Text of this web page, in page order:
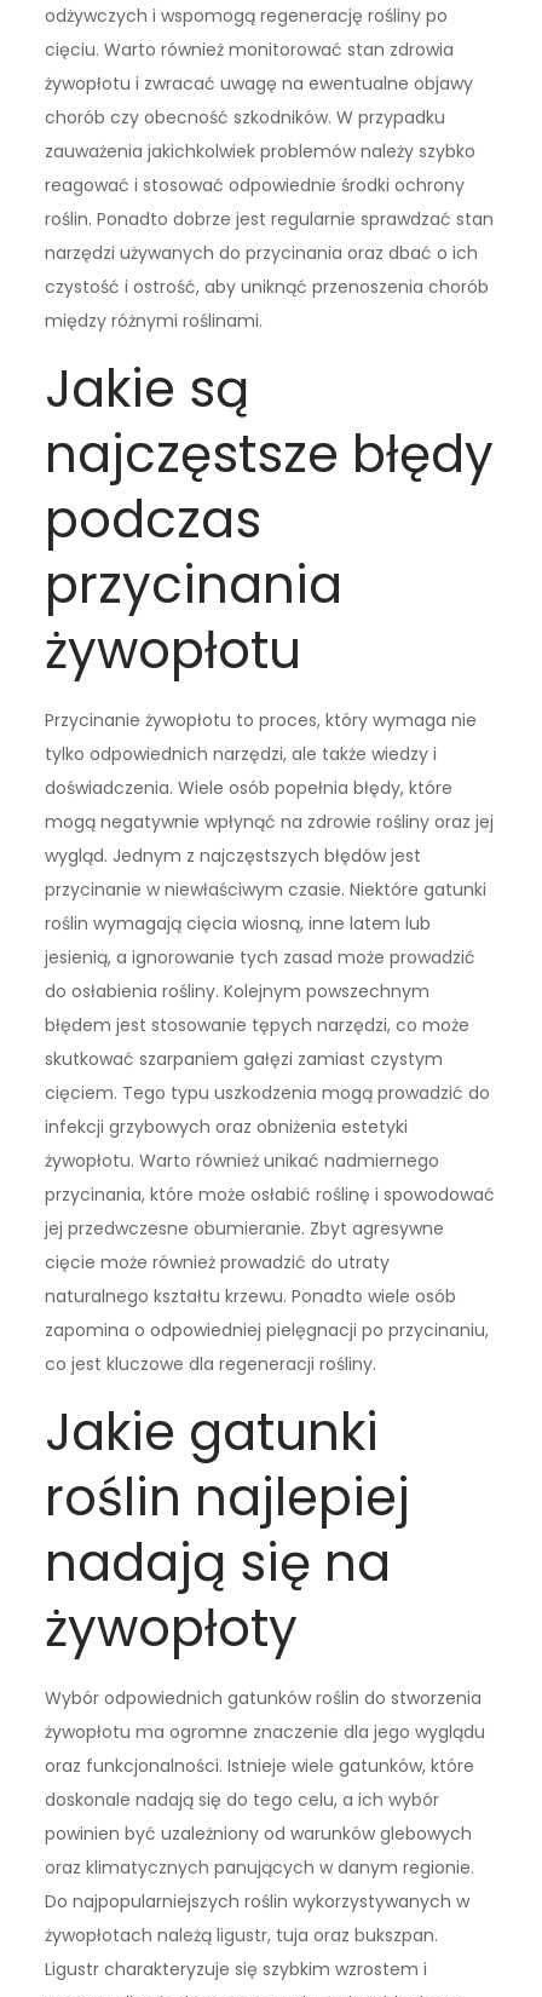
odżywczych i wspomogą regenerację rośliny po
cięciu. Warto również monitorować stan zdrowia
żywopłotu i zwracać uwagę na ewentualne objawy
chorób czy obecność szkodników. W przypadku
zauważenia jakichkolwiek problemów należy szybko
reagować i stosować odpowiednie środki ochrony
roślin. Ponadto dobrze jest regularnie sprawdzać stan
narzędzi używanych do przycinania oraz dbać o ich
czystość i ostrość, aby uniknąć przenoszenia chorób
między różnymi roślinami.
Jakie są
najczęstsze błędy
podczas
przycinania
żywopłotu
Przycinanie żywopłotu to proces, który wymaga nie
tylko odpowiednich narzędzi, ale także wiedzy i
doświadczenia. Wiele osób popełnia błędy, które
mogą negatywnie wpłynąć na zdrowie rośliny oraz jej
wygląd. Jednym z najczęstszych błędów jest
przycinanie w niewłaściwym czasie. Niektóre gatunki
roślin wymagają cięcia wiosną, inne latem lub
jesienią, a ignorowanie tych zasad może prowadzić
do osłabienia rośliny. Kolejnym powszechnym
błędem jest stosowanie tępych narzędzi, co może
skutkować szarpaniem gałęzi zamiast czystym
cięciem. Tego typu uszkodzenia mogą prowadzić do
infekcji grzybowych oraz obniżenia estetyki
żywopłotu. Warto również unikać nadmiernego
przycinania, które może osłabić roślinę i spowodować
jej przedwczesne obumieranie. Zbyt agresywne
cięcie może również prowadzić do utraty
naturalnego kształtu krzewu. Ponadto wiele osób
zapomina o odpowiedniej pielęgnacji po przycinaniu,
co jest kluczowe dla regeneracji rośliny.
Jakie gatunki
roślin najlepiej
nadają się na
żywopłoty
Wybór odpowiednich gatunków roślin do stworzenia
żywopłotu ma ogromne znaczenie dla jego wyglądu
oraz funkcjonalności. Istnieje wiele gatunków, które
doskonale nadają się do tego celu, a ich wybór
powinien być uzależniony od warunków glebowych
oraz klimatycznych panujących w danym regionie.
Do najpopularniejszych roślin wykorzystywanych w
żywopłotach należą ligustr, tuja oraz bukszpan.
Ligustr charakteryzuje się szybkim wzrostem i